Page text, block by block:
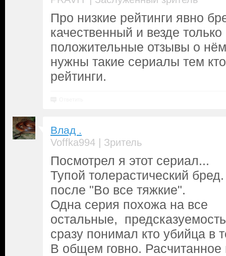
Про низкие рейтинги явно
качественный и везде
положительные отзывы о
нужны такие сериалы тем
рейтинги.
Влад .
Voffka994 | Зритель
Посмотрел я этот сериал...
Тупой толерастический
после "Во все тяжкие".
Одна серия похожа на все
остальные,
сразу понимал кто убийца в
В общем говно. Расчитанное